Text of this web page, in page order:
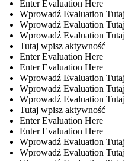
Enter Evaluation Here
Wprowadź Evaluation Tutaj
Wprowadź Evaluation Tutaj
Wprowadź Evaluation Tutaj
Tutaj wpisz aktywność
Enter Evaluation Here
Enter Evaluation Here
Wprowadź Evaluation Tutaj
Wprowadź Evaluation Tutaj
Wprowadź Evaluation Tutaj
Tutaj wpisz aktywność
Enter Evaluation Here
Enter Evaluation Here
Wprowadź Evaluation Tutaj
Wprowadź Evaluation Tutaj